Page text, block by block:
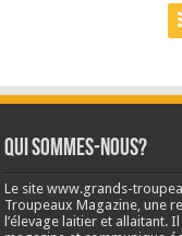
Qui sommes-nous?
Le site www.grands-
Troupeaux Magazine, une
l’élevage laitier et allaitant.